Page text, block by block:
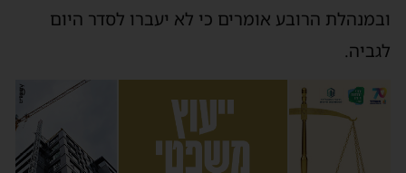
ובמנהלת הרובע אומרים כי לא יעברו לסדר היום
לגביה.